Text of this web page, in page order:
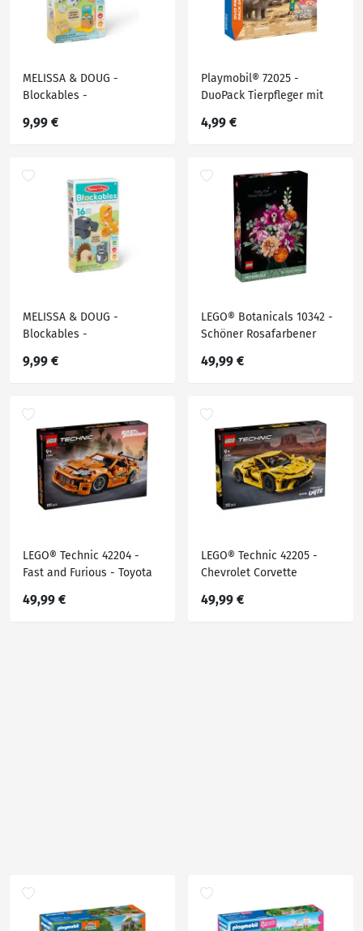
MELISSA & DOUG -
Blockables -
9,99 €
Playmobil® 72025 -
DuoPack Tierpfleger mit
4,99 €
MELISSA & DOUG -
Blockables -
9,99 €
LEGO® Botanicals 10342 -
Schöner Rosafarbener
49,99 €
LEGO® Technic 42204 -
Fast and Furious - Toyota
49,99 €
LEGO® Technic 42205 -
Chevrolet Corvette
49,99 €